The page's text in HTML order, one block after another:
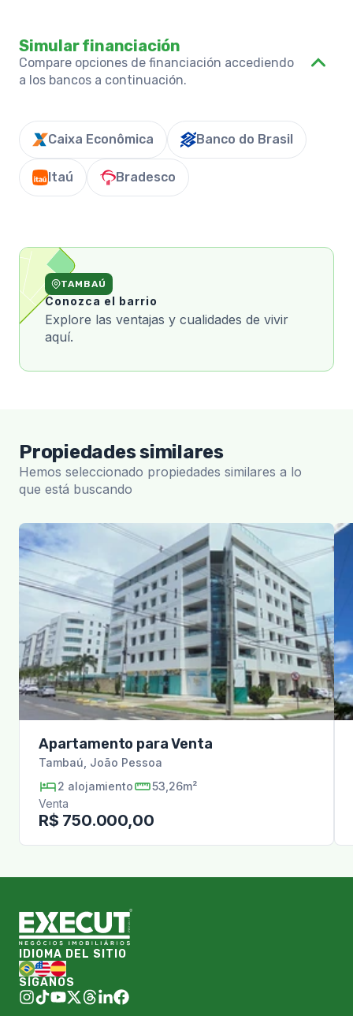
Simular financiación
Compare opciones de financiación accediendo
a los bancos a continuación.
Caixa Econômica Banco do Brasil
Itaú Bradesco
TAMBAÚ
Conozca el barrio
Explore las ventajas y cualidades de vivir
aquí.
Propiedades similares
Hemos seleccionado propiedades similares a lo
que está buscando
Apartamento para Venta
Tambaú João Pessoa
2 alojamiento
53,26m²
Venta
R$ 750.000,00
IDIOMA DEL SITIO
SÍGANOS